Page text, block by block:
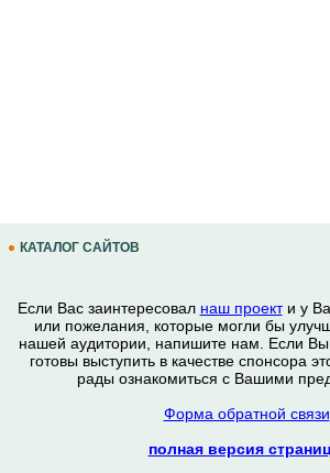
КАТАЛОГ САЙТОВ
Если Вас заинтересовал наш проекти у
или пожелания, которые могли бы
нашей аудитории, напишите нам. Если
готовы выступить в качестве спонсора
рады ознакомиться с Вашими
Форма обратной связи
полная версия